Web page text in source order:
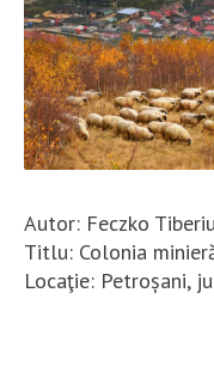
Autor: Feczko Tiberiu
Titlu: Colonia
Locaţie: Petroșani,